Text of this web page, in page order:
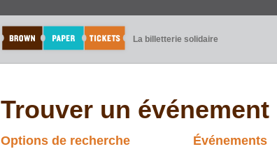
La billetterie solidaire
Trouver un événement
Options de recherche Événements